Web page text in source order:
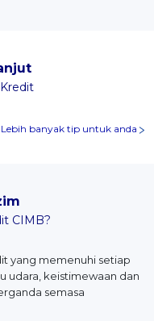
Lebih banyak tip untuk anda
CIMB?
yang memenuhi setiap
udara, keistimewaan dan
semasa